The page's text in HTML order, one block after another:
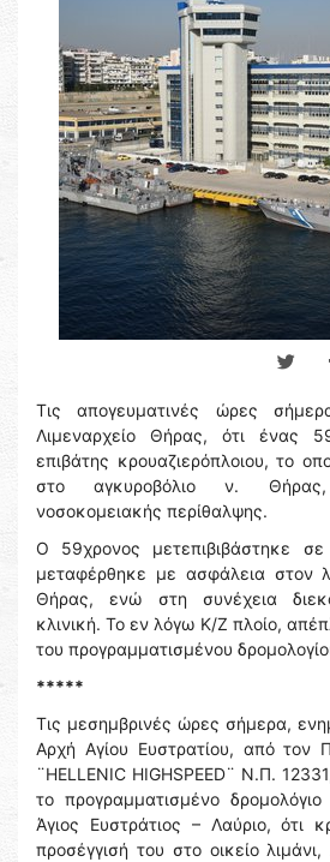
Τις απογευματινές ώρες
Λιμεναρχείο Θήρας, ότι ένας
επιβάτης κρουαζιερόπλοιου, το
στο αγκυροβόλιο ν.
νοσοκομειακής περίθαλψης.
Ο 59χρονος μετεπιβιβάστηκε
μεταφέρθηκε με ασφάλεια στον
Θήρας, ενώ στη συνέχεια
κλινική. Το εν λόγω Κ/Ζ πλοίο,
του προγραμματισμένου
*****
Τις μεσημβρινές ώρες σήμερα,
Αρχή Αγίου Ευστρατίου, από τον
¨HELLENIC HIGHSPEED¨ Ν.Π.
το προγραμματισμένο
Άγιος Ευστράτιος – Λαύριο, ότι
προσέγγισή του στο οικείο